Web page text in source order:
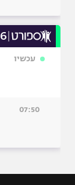
עכשיו
07:50